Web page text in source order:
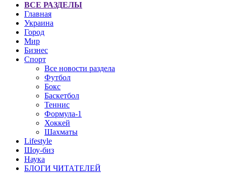
ВСЕ РАЗДЕЛЫ
Главная
Украина
Город
Мир
Бизнес
Спорт
Все новости раздела
Футбол
Бокс
Баскетбол
Теннис
Формула-1
Хоккей
Шахматы
Lifestyle
Шоу-биз
Наука
БЛОГИ ЧИТАТЕЛЕЙ